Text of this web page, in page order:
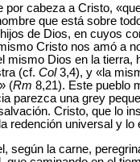
por cabeza a Cristo,
que está sobre
de Dios, en cuyos
Cristo nos amó a
mismo Dios en la
(cf. Col3,4), y «la
(Rm 8,21). Este pueblo
parezca una grey
Cristo, que lo
redención universal y
según la carne,